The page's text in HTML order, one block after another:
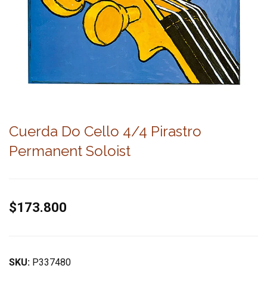
Cuerda Do Cello 4/4 Pirastro
Permanent Soloist
$173.800
SKU: P337480